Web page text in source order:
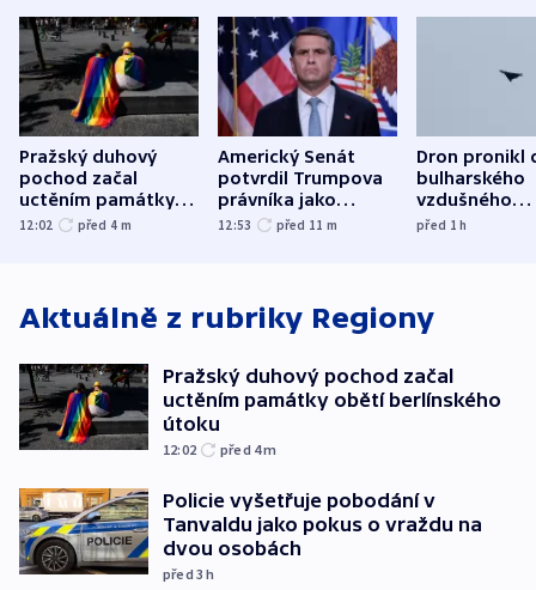
Pražský duhový
pochod začal
uctěním památky
obětí berlínského
12:02 před 4 m
Americký Senát
potvrdil Trumpova
právníka jako
ministra
12:53 před 11 m
Dron pronikl
bulharského
vzdušného
prostoru,
před 1h
Aktuálně z rubriky Regiony
Pražský duhový pochod začal
uctěním památky obětí berlínského
útoku
12:02 před 4m
Policie vyšetřuje pobodání v
Tanvaldu jako pokus o vraždu na
dvou osobách
před 3h